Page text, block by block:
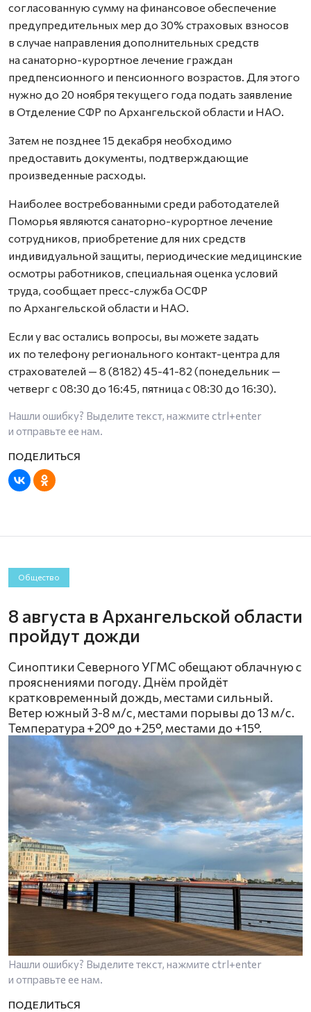
согласованную сумму на финансовое обеспечение
предупредительных мер до 30% страховых взносов
в случае направления дополнительных средств
на санаторно-курортное лечение граждан
предпенсионного и пенсионного возрастов. Для этого
нужно до 20 ноября текущего года подать заявление
в Отделение СФР по Архангельской области и НАО.
Затем не позднее 15 декабря необходимо
предоставить документы, подтверждающие
произведенные расходы.
Наиболее востребованными среди работодателей
Поморья являются санаторно-курортное лечение
сотрудников, приобретение для них средств
индивидуальной защиты, периодические медицинские
осмотры работников, специальная оценка условий
труда, сообщает пресс-служба ОСФР
по Архангельской области и НАО.
Если у вас остались вопросы, вы можете задать
их по телефону регионального контакт-центра для
страхователей — 8 (8182) 45-41-82 (понедельник —
четверг с 08:30 до 16:45, пятница с 08:30 до 16:30).
Нашли ошибку? Выделите текст, нажмите ctrl+enter
и отправьте ее нам.
Общество
8 августа в Архангельской области
пройдут дожди
Синоптики Северного УГМС обещают облачную с
прояснениями погоду. Днём пройдёт
кратковременный дождь, местами сильный.
Ветер южный 3-8 м/с, местами порывы до 13 м/с.
Температура +20° до +25°, местами до +15°.
Нашли ошибку? Выделите текст, нажмите ctrl+enter
и отправьте ее нам.